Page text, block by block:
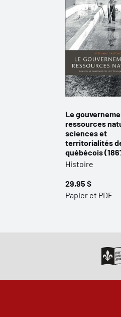
Le
ressources
sciences et
territorialités
québécois
Histoire
29,95 $
Papier et PDF